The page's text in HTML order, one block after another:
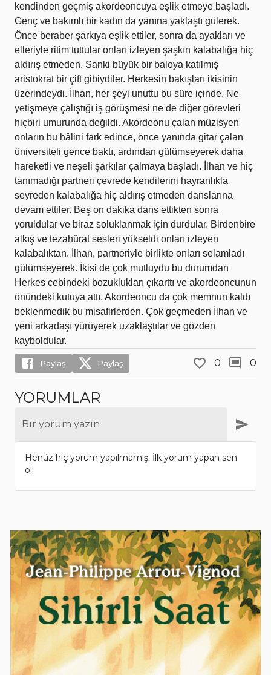
kendinden geçmiş akordeoncuya eşlik etmeye başladı.
Genç ve bakımlı bir kadın da yanına yaklaştı gülerek.
Önce beraber şarkıya eşlik ettiler, sonra da ayakları ve
elleriyle ritim tuttular onları izleyen şaşkın kalabalığa hiç
aldırış etmeden. Sanki büyük bir baloya katılmış
aristokrat bir çift gibiydiler. Herkesin bakışları ikisinin
üzerindeydi. İlhan, her şeyi unuttu bu süre içinde. Ne
yetişmeye çalıştığı iş görüşmesi ne de diğer görevleri
hiçbiri umurunda değildi. Akordeonu çalan müzisyen
onların bu hâlini fark edince, önce yanında gitar çalan
üniversiteli gence baktı, ardından gülümseyerek daha
hareketli ve neşeli şarkılar çalmaya başladı. İlhan ve hiç
tanımadığı partneri çevrede kendilerini hayranlıkla
seyreden kalabalığa hiç aldırış etmeden danslarına
devam ettiler. Beş on dakika dans ettikten sonra
yoruldular ve biraz soluklanmak için durdular. Birdenbire
alkış ve tezahürat sesleri yükseldi onları izleyen
kalabalıktan. İlhan, partneriyle birlikte onları selamladı
gülümseyerek. İkisi de çok mutluydu bu durumdan
Herkes cebindeki bozuklukları çıkarttı ve akordeoncunun
önündeki kutuya attı. Akordeoncu da çok memnun kaldı
beklenmedik bu misafirlerden. Çok geçmeden İlhan ve
yeni arkadaşı yürüyerek uzaklaştılar ve gözden
kayboldular.
Paylaş Paylaş 0 0
YORUMLAR
Bir yorum yazın
Henüz hiç yorum yapılmamış. İlk yorum yapan sen
ol!